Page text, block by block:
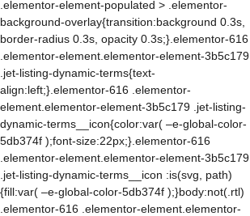
.elementor-element-populated > .elementor-
background-overlay{transition:background 0.3s,
border-radius 0.3s, opacity 0.3s;}.elementor-616
.elementor-element.elementor-element-3b5c179
.jet-listing-dynamic-terms{text-
align:left;}.elementor-616 .elementor-
element.elementor-element-3b5c179 .jet-listing-
dynamic-terms__icon{color:var( –e-global-color-
5db374f );font-size:22px;}.elementor-616
.elementor-element.elementor-element-3b5c179
.jet-listing-dynamic-terms__icon :is(svg, path)
{fill:var( –e-global-color-5db374f );}body:not(.rtl)
.elementor-616 .elementor-element.elementor-